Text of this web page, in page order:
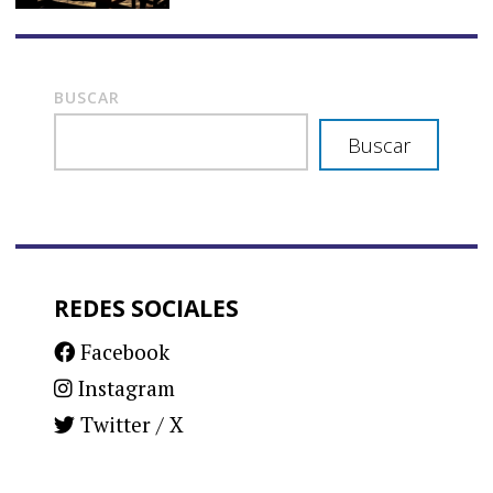
BUSCAR
Buscar
REDES SOCIALES
Facebook
Instagram
Twitter / X